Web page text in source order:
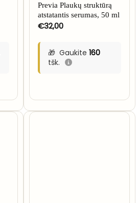
Previa Plaukų struktūrą
atstatantis serumas, 50 ml
€32,00
Gaukite 160
tšk.